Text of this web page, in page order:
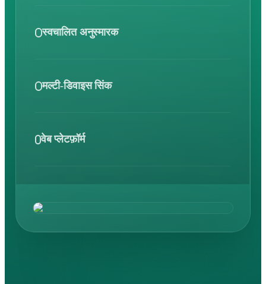
स्वचालित अनुस्मारक
मल्टी-डिवाइस सिंक
वेब प्लेटफ़ॉर्म